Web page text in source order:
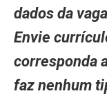
dados da
Envie
corresponda
faz nenhum